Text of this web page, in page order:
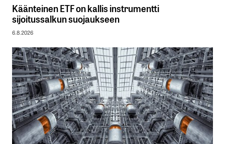
Käänteinen ETF on kallis instrumentti
sijoitussalkun suojaukseen
6.8.2026